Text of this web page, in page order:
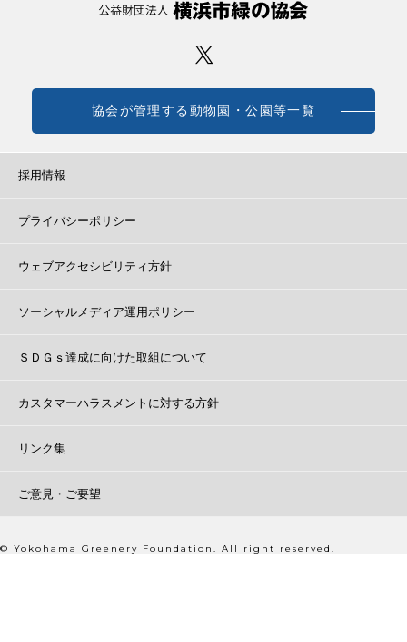
協会が管理する動物園・公園等一覧
採用情報
プライバシーポリシー
ウェブアクセシビリティ方針
ソーシャルメディア運用ポリシー
ＳＤＧｓ達成に向けた取組について
カスタマーハラスメントに対する方針
リンク集
ご意見・ご要望
© Yokohama Greenery Foundation. All right reserved.